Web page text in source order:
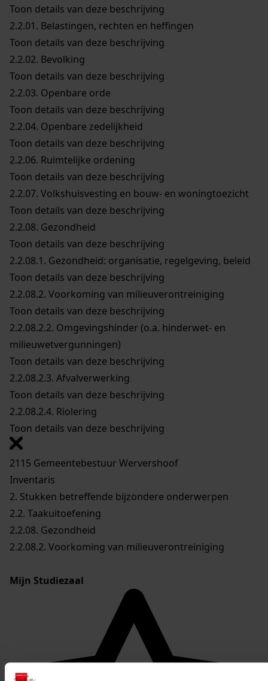
Toon details van deze beschrijving
2.2.01. Belastingen, rechten en heffingen
Toon details van deze beschrijving
2.2.02. Bevolking
Toon details van deze beschrijving
2.2.03. Openbare orde
Toon details van deze beschrijving
2.2.04. Openbare zedelijkheid
Toon details van deze beschrijving
2.2.06. Ruimtelijke ordening
Toon details van deze beschrijving
2.2.07. Volkshuisvesting en bouw- en woningtoezicht
Toon details van deze beschrijving
2.2.08. Gezondheid
Toon details van deze beschrijving
2.2.08.1. Gezondheid: organisatie, regelgeving, beleid
Toon details van deze beschrijving
2.2.08.2. Voorkoming van milieuverontreiniging
Toon details van deze beschrijving
2.2.08.2.2. Omgevingshinder (o.a. hinderwet- en
milieuwetvergunningen)
Toon details van deze beschrijving
2.2.08.2.3. Afvalverwerking
Toon details van deze beschrijving
2.2.08.2.4. Riolering
Toon details van deze beschrijving
2115 Gemeentebestuur Wervershoof
Inventaris
2. Stukken betreffende bijzondere onderwerpen
2.2. Taakuitoefening
2.2.08. Gezondheid
2.2.08.2. Voorkoming van milieuverontreiniging
Mijn Studiezaal